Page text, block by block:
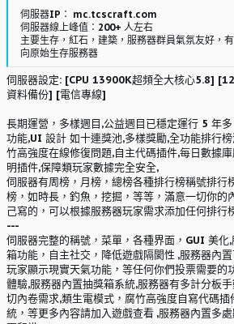
伺服器IP： mc.tcscraft.com
伺服器線上峰值：200+ 人左右
主要生存，紅石，建築，服務器群員氣氛友好，
向原始生存服務器
伺服器設定: [CPU 13900K超頻全大核心5.8]
資料備份] [電信專線]
長期運營，多樣週目,公益週目已穩定運行 5 年
功能,UI 設計 如十連獎池,多樣獎勵,全功能排行
竹高強度在線修復問題,自主代碼插件,每日數據
明插件,保障類玩家數據完全安全,
伺服器有周榜，月榜，總榜各種排行榜稱號排行
榜，如時長，釣魚，挖掘，等等，滿意一切你的
己寫的，可以根據服務器玩家需求添加任何排行
---
伺服器完整的稱號，菜單，各種界面，GUI 美化
箱功能，自主社交，降低遊戲隔閡性 ,服務器內
玩家顯示現實天氣功能，等任何你們投票需要的
體驗,服務器內置抽獎箱系統,服務器有多計分板
切內卷需求,類生電模式，腐竹高強度自寫代碼
統，等更多內容請加入遊戲查看 ,服務器內置多